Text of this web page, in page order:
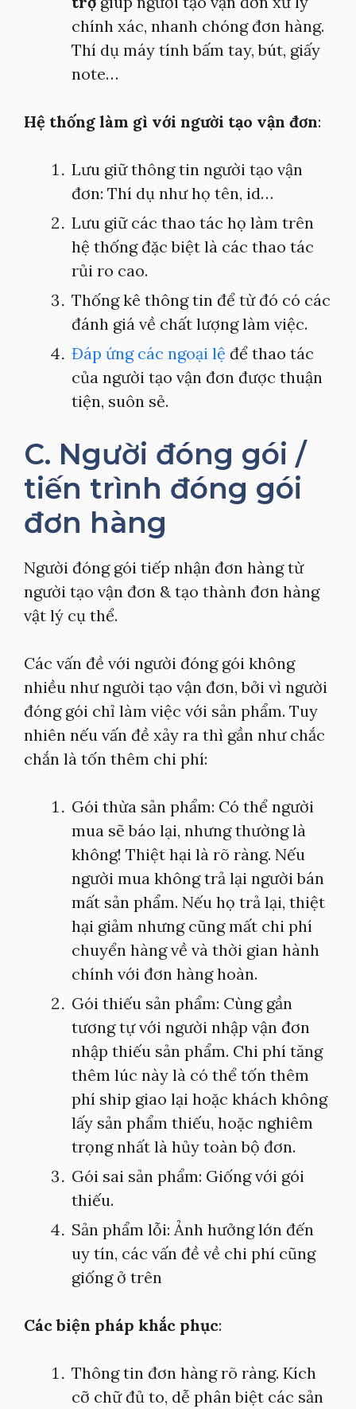
chính xác, nhanh chóng đơn hàng.
Thí dụ máy tính bấm tay, bút, giấy
note…
Hệ thống làm gì với người tạo vận đơn:
Lưu giữ thông tin người tạo vận
đơn: Thí dụ như họ tên, id…
Lưu giữ các thao tác họ làm trên
hệ thống đặc biệt là các thao tác
rủi ro cao.
Thống kê thông tin để từ đó có các
đánh giá về chất lượng làm việc.
Đáp ứng các ngoại lệ để thao tác
của người tạo vận đơn được thuận
tiện, suôn sẻ.
C. Người đóng gói /
tiến trình đóng gói
đơn hàng
Người đóng gói tiếp nhận đơn hàng từ
người tạo vận đơn & tạo thành đơn hàng
vật lý cụ thể.
Các vấn đề với người đóng gói không
nhiều như người tạo vận đơn, bởi vì người
đóng gói chỉ làm việc với sản phẩm. Tuy
nhiên nếu vấn đề xảy ra thì gần như chắc
chắn là tốn thêm chi phí:
Gói thừa sản phẩm: Có thể người
mua sẽ báo lại, nhưng thường là
không! Thiệt hại là rõ ràng. Nếu
người mua không trả lại người bán
mất sản phẩm. Nếu họ trả lại, thiệt
hại giảm nhưng cũng mất chi phí
chuyển hàng về và thời gian hành
chính với đơn hàng hoàn.
Gói thiếu sản phẩm: Cùng gần
tương tự với người nhập vận đơn
nhập thiếu sản phẩm. Chi phí tăng
thêm lúc này là có thể tốn thêm
phí ship giao lại hoặc khách không
lấy sản phẩm thiếu, hoặc nghiêm
trọng nhất là hủy toàn bộ đơn.
Gói sai sản phẩm: Giống với gói
thiếu.
Sản phẩm lỗi: Ảnh hưởng lớn đến
uy tín, các vấn đề về chi phí cũng
giống ở trên
Các biện pháp khắc phục:
Thông tin đơn hàng rõ ràng. Kích
cỡ chữ đủ to, dễ phân biệt các sản